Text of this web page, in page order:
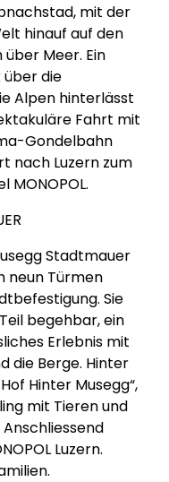
mit der
hinauf auf den
über Meer. Ein
die
Alpen hinterlässt
Fahrt mit
Gondelbahn
nach Luzern zum
MONOPOL.
Stadtmauer
neun Türmen
Sie
begehbar, ein
Erlebnis mit
die Berge. Hinter
Hinter Musegg“,
mit Tieren und
Luzern.